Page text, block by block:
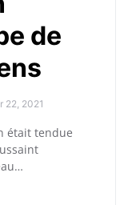
de
22, 2021
était tendue